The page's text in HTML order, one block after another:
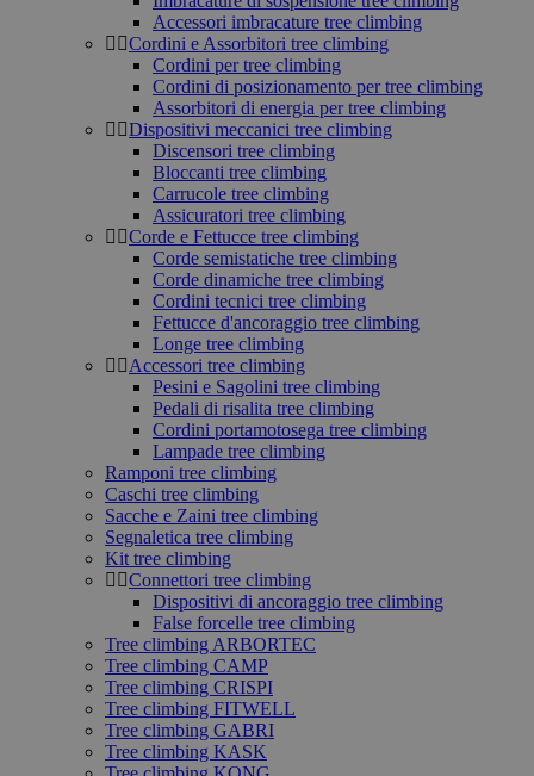
Accessori imbracature tree climbing
Cordini e Assorbitori tree climbing
Cordini per tree climbing
Cordini di posizionamento per tree climbing
Assorbitori di energia per tree climbing
Dispositivi meccanici tree climbing
Discensori tree climbing
Bloccanti tree climbing
Carrucole tree climbing
Assicuratori tree climbing
Corde e Fettucce tree climbing
Corde semistatiche tree climbing
Corde dinamiche tree climbing
Cordini tecnici tree climbing
Fettucce d'ancoraggio tree climbing
Longe tree climbing
Accessori tree climbing
Pesini e Sagolini tree climbing
Pedali di risalita tree climbing
Cordini portamotosega tree climbing
Lampade tree climbing
Ramponi tree climbing
Caschi tree climbing
Sacche e Zaini tree climbing
Segnaletica tree climbing
Kit tree climbing
Connettori tree climbing
Dispositivi di ancoraggio tree climbing
False forcelle tree climbing
Tree climbing ARBORTEC
Tree climbing CAMP
Tree climbing CRISPI
Tree climbing FITWELL
Tree climbing GABRI
Tree climbing KASK